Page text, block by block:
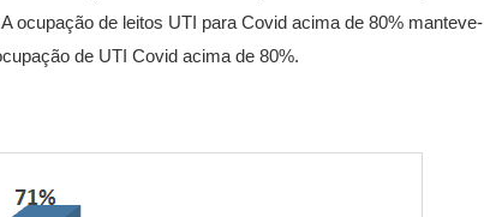
ocupação de leitos UTI para Covid acima de 80% manteve-
de UTI Covid acima de 80%.